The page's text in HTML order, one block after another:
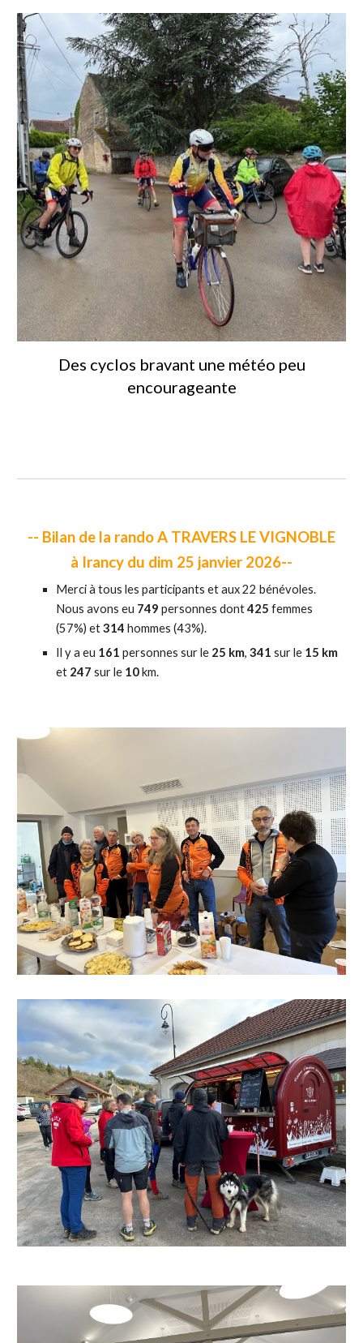
Des cyclos bravant une météo peu
encourageante
-- Bilan de la rando A TRAVERS LE VIGNOBLE
à Irancy du dim 25 janvier 2026--
Merci à tous les participants et aux 22 bénévoles.
Nous avons eu 749personnes dont425femmes
(57%) et314hommes (43%).
Il y a eu 161personnes sur le 25 km,341sur le 15 km
et 247sur le 10km.